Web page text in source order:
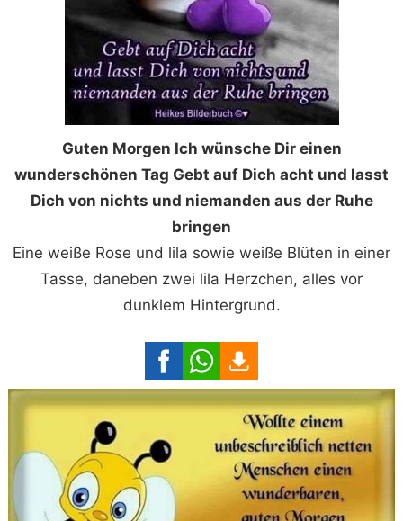
Guten Morgen Ich wünsche Dir einen
wunderschönen Tag Gebt auf Dich acht und lasst
Dich von nichts und niemanden aus der Ruhe
bringen
Eine weiße Rose und lila sowie weiße Blüten in einer
Tasse, daneben zwei lila Herzchen, alles vor
dunklem Hintergrund.